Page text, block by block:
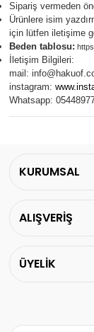
Sipariş vermeden
Ürünlere isim
için lütfen iletişime
Beden tablosu:
İletişim Bilgileri:
mail:
instagram:
Whatsapp:
KURUMSAL
ALIŞVERİŞ
ÜYELİK